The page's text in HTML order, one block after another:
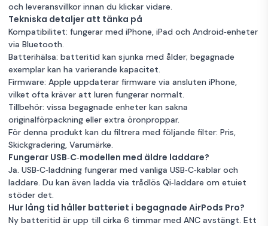
och leveransvillkor innan du klickar vidare.
Tekniska detaljer att tänka på
Kompatibilitet: fungerar med iPhone, iPad och Android‑enheter
via Bluetooth.
Batterihälsa: batteritid kan sjunka med ålder; begagnade
exemplar kan ha varierande kapacitet.
Firmware: Apple uppdaterar firmware via ansluten iPhone,
vilket ofta kräver att luren fungerar normalt.
Tillbehör: vissa begagnade enheter kan sakna
originalförpackning eller extra öronproppar.
För denna produkt kan du filtrera med följande filter: Pris,
Skickgradering, Varumärke.
Fungerar USB‑C‑modellen med äldre laddare?
Ja. USB‑C‑laddning fungerar med vanliga USB‑C‑kablar och
laddare. Du kan även ladda via trådlös Qi‑laddare om etuiet
stöder det.
Hur lång tid håller batteriet i begagnade AirPods Pro?
Ny batteritid är upp till cirka 6 timmar med ANC avstängt. Ett